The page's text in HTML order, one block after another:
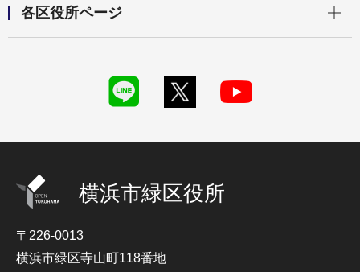
各区役所ページ
横浜市緑区役所
〒226-0013
横浜市緑区寺山町118番地